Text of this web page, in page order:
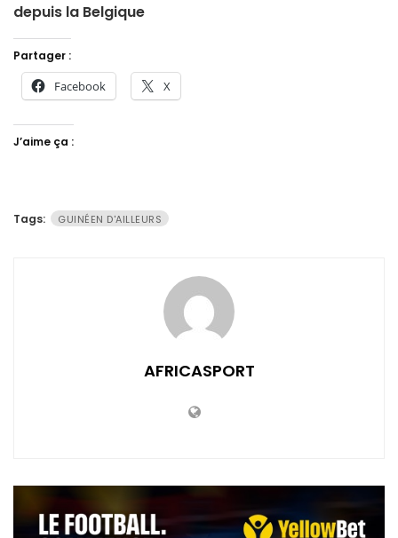
depuis la Belgique
Partager :
Facebook X
J’aime ça :
Tags: GUINÉEN D'AILLEURS
AFRICASPORT